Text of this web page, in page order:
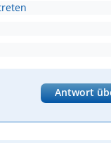
Antwort